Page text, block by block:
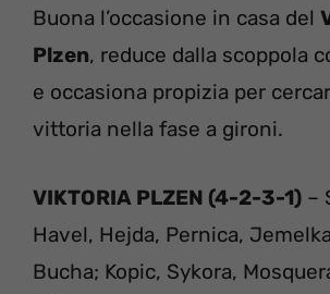
Buona l’occasione in casa del
Plzen, reduce dalla scoppola
e occasiona propizia per
vittoria nella fase a gironi.
VIKTORIA PLZEN (4-2-3-1) –
Havel, Hejda, Pernica,
Bucha; Kopic, Sykora,